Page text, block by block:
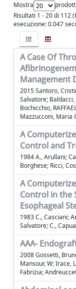
Mostra
prodotti
Risultati 1 - 20 di 112
esecuzione: 0.047
A Case Of
Management
2015 Santoro,
Salvatore;
Bochicchio,
Mazzucconi, Maria
A
Control and
1984 A., Arullani;
Borghese; Ricci,
A
Control in the
Esophageal
1983 C., Casciani;
Salvatore; C.,
AAA-
2008 Gossetti,
Mansour, W; Irace,
Fabrizia;